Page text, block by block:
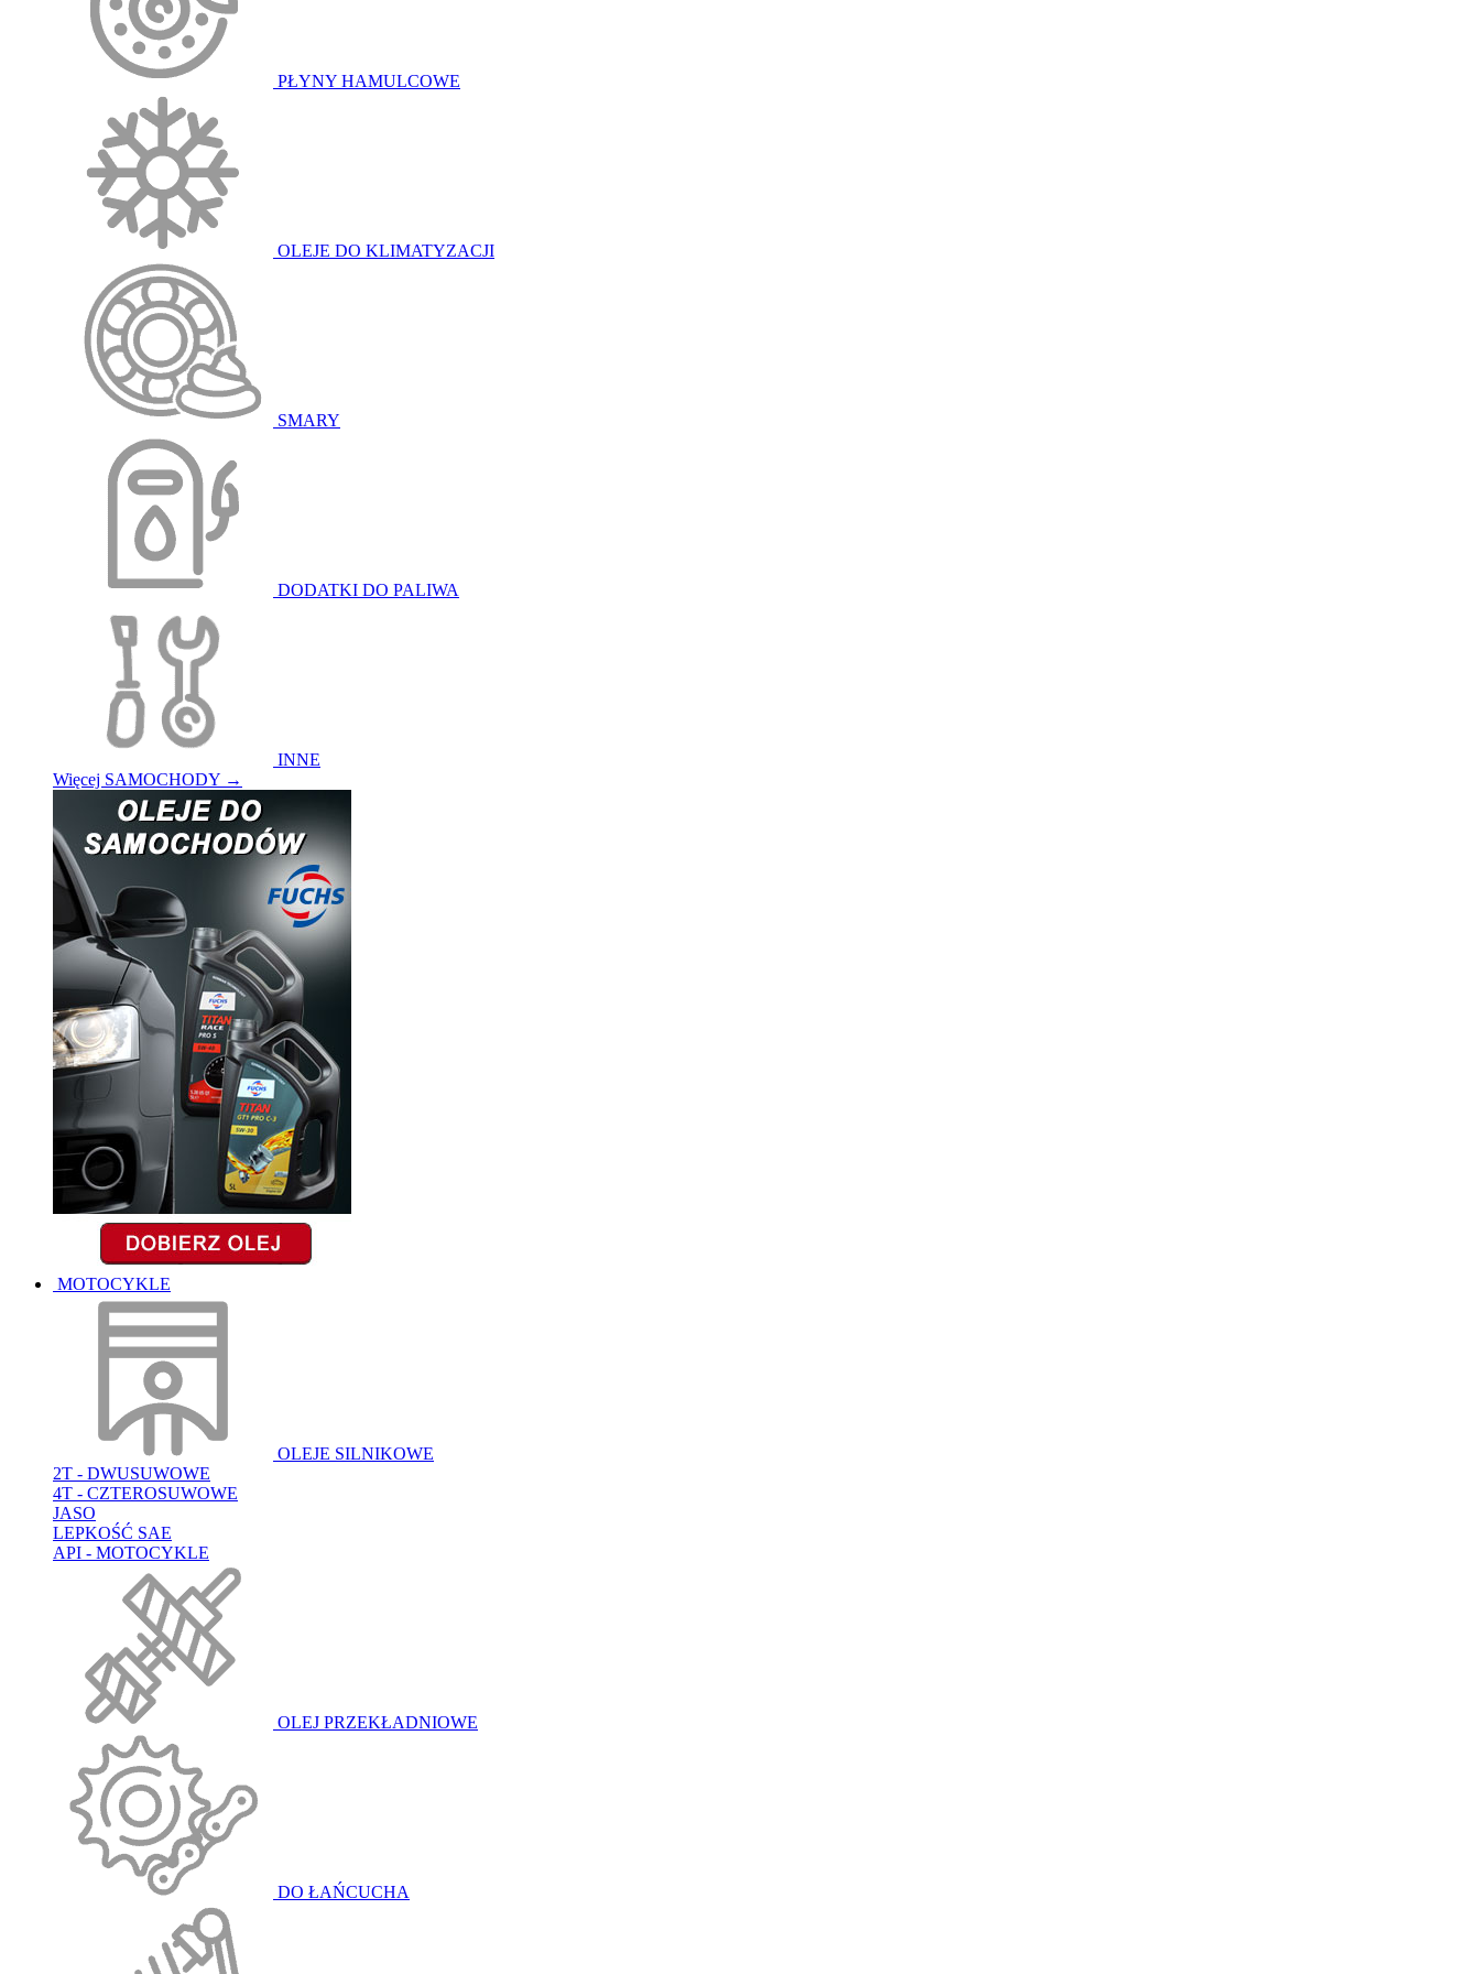
PŁYNY HAMULCOWE
OLEJE DO KLIMATYZACJI
SMARY
DODATKI DO PALIWA
INNE
Więcej SAMOCHODY →
MOTOCYKLE
OLEJE SILNIKOWE
2T - DWUSUWOWE
4T - CZTEROSUWOWE
JASO
LEPKOŚĆ SAE
API - MOTOCYKLE
OLEJ PRZEKŁADNIOWE
DO ŁAŃCUCHA